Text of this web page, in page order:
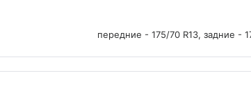
передние - 175/70 R13, задние -